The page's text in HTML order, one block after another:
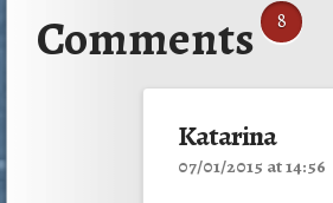
Comments 8
Katarina
07/01/2015 at 14:56